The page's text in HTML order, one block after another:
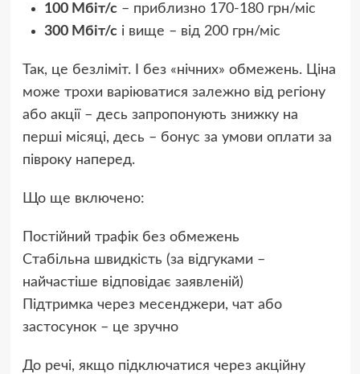
100 Мбіт/с– приблизно 170-180 грн/міс
300 Мбіт/сі вище – від 200 грн/міс
Так, це безліміт. І без «нічних» обмежень. Ціна
може трохи варіюватися залежно від регіону
або акції – десь запропонують знижку на
перші місяці, десь – бонус за умови оплати за
півроку наперед.
Що ще включено:
Постійний трафік без обмежень
Стабільна швидкість (за відгуками –
найчастіше відповідає заявленій)
Підтримка через месенджери, чат або
застосунок – це зручно
До речі, якщо підключатися через акційну